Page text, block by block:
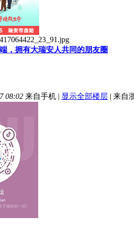
，拥有大瑞安人共同的朋友圈
08:02 来自手机 | 显示全部楼层 | 来自